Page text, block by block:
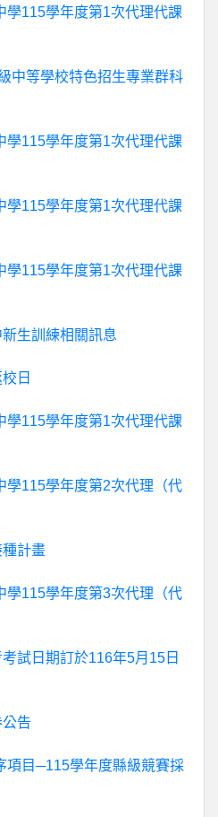
學115學年度第1次代理代課
中等學校特色招生專業群科
學115學年度第1次代理代課
學115學年度第1次代理代課
學115學年度第1次代理代課
生訓練相關訊息
日
學115學年度第1次代理代課
學115學年度第2次代理（代
計畫
學115學年度第3次代理（代
試日期訂於116年5月15日
告
項目─115學年度縣級競賽採